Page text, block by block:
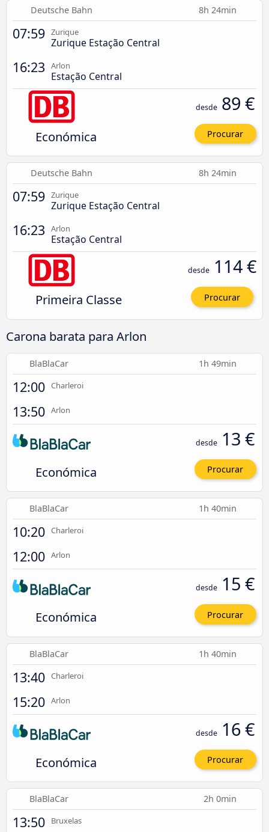
Deutsche Bahn 8h 24min
07:59 Zurique
Zurique Estação Central
16:23 Arlon
Estação Central
Económica
desde 89 €
Procurar
Deutsche Bahn 8h 24min
07:59 Zurique
Zurique Estação Central
16:23 Arlon
Estação Central
Primeira Classe
desde 114 €
Procurar
Carona barata para Arlon
BlaBlaCar 1h 49min
12:00 Charleroi
13:50 Arlon
Económica
desde 13 €
Procurar
BlaBlaCar 1h 40min
10:20 Charleroi
12:00 Arlon
Económica
desde 15 €
Procurar
BlaBlaCar 1h 40min
13:40 Charleroi
15:20 Arlon
Económica
desde 16 €
Procurar
BlaBlaCar 2h 0min
13:50 Bruxelas